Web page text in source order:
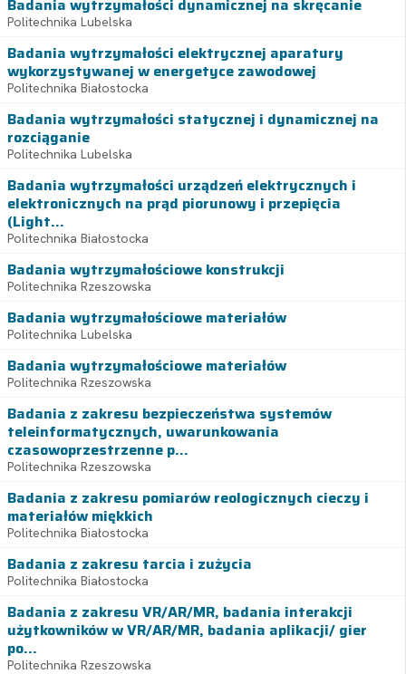
Badania wytrzymałości dynamicznej na skręcanie
Politechnika Lubelska
Badania wytrzymałości elektrycznej aparatury
wykorzystywanej w energetyce zawodowej
Politechnika Białostocka
Badania wytrzymałości statycznej i dynamicznej na
rozciąganie
Politechnika Lubelska
Badania wytrzymałości urządzeń elektrycznych i
elektronicznych na prąd piorunowy i przepięcia
(Light...
Politechnika Białostocka
Badania wytrzymałościowe konstrukcji
Politechnika Rzeszowska
Badania wytrzymałościowe materiałów
Politechnika Lubelska
Badania wytrzymałościowe materiałów
Politechnika Rzeszowska
Badania z zakresu bezpieczeństwa systemów
teleinformatycznych, uwarunkowania
czasowoprzestrzenne p...
Politechnika Rzeszowska
Badania z zakresu pomiarów reologicznych cieczy i
materiałów miękkich
Politechnika Białostocka
Badania z zakresu tarcia i zużycia
Politechnika Białostocka
Badania z zakresu VR/AR/MR, badania interakcji
użytkowników w VR/AR/MR, badania aplikacji/ gier
po...
Politechnika Rzeszowska